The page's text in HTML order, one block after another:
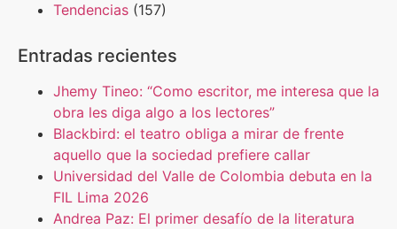
Tendencias (157)
Entradas recientes
Jhemy Tineo: “Como escritor, me interesa que la
obra les diga algo a los lectores”
Blackbird: el teatro obliga a mirar de frente
aquello que la sociedad prefiere callar
Universidad del Valle de Colombia debuta en la
FIL Lima 2026
Andrea Paz: El primer desafío de la literatura